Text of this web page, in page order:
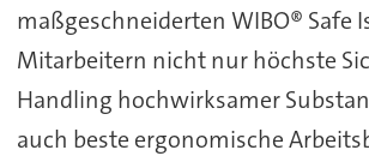
maßgeschneiderten WIBO® Safe
Mitarbeitern nicht nur höchste
Handling hochwirksamer
auch beste ergonomische